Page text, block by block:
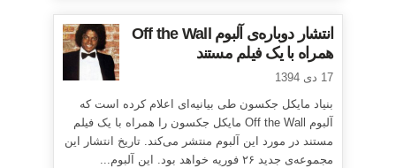
انتشار دوباره‌ی آلبوم Off the Wall
همراه با یک فیلم مستند
17 دی 1394
بنیاد مایکل جکسون طی بیانیه‌ای اعلام کرده است که
آلبوم Off the Wall مایکل جکسون را همراه با یک فیلم
مستند در مورد این آلبوم منتشر می‌کند. تاریخ انتشار این
مجموعه‌ی جدید ۲۶ فوریه خواهد بود. این آلبوم...